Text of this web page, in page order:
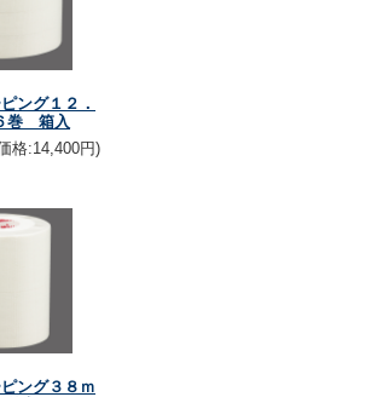
ング１２．
巻 箱入
格:14,400円)
ング３８ｍ